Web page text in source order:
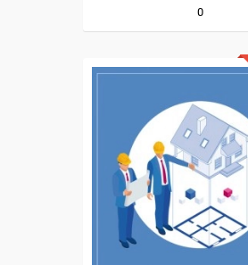
0
Descuentos especiales
Sin requisitos de acceso
Diploma